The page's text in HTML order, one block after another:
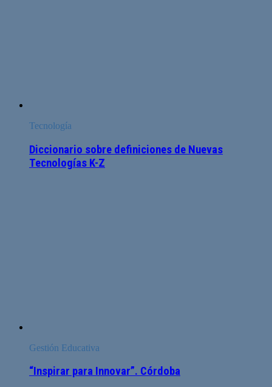
Tecnología
Diccionario sobre definiciones de Nuevas
Tecnologías K-Z
Gestión Educativa
“Inspirar para Innovar”. Córdoba